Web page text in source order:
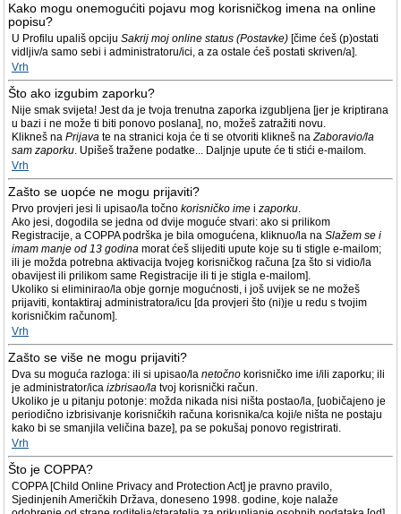
Kako mogu onemogućiti pojavu mog korisničkog imena na online
popisu?
U Profilu upališ opciju Sakrij moj online status (Postavke) [čime ćeš (p)ostati
vidljiv/a samo sebi i administratoru/ici, a za ostale ćeš postati skriven/a].
Vrh
Što ako izgubim zaporku?
Nije smak svijeta! Jest da je tvoja trenutna zaporka izgubljena [jer je kriptirana
u bazi i ne može ti biti ponovo poslana], no, možeš zatražiti novu.
Klikneš na Prijava te na stranici koja će ti se otvoriti klikneš naZaboravio/la
sam zaporku. Upišeš tražene podatke... Daljnje upute će ti stići e-mailom.
Vrh
Zašto se uopće ne mogu prijaviti?
Prvo provjeri jesi li upisao/la točno korisničko ime i zaporku.
Ako jesi, dogodila se jedna od dvije moguće stvari: ako si prilikom
Registracije, a COPPA podrška je bila omogućena, kliknuo/la na Slažem se i
imam manje od 13 godina morat ćeš slijediti upute koje su ti stigle e-mailom;
ili je možda potrebna aktivacija tvojeg korisničkog računa [za što si vidio/la
obavijest ili prilikom same Registracije ili ti je stigla e-mailom].
Ukoliko si eliminirao/la obje gornje mogućnosti, i još uvijek se ne možeš
prijaviti, kontaktiraj administratora/icu [da provjeri što (ni)je u redu s tvojim
korisničkim računom].
Vrh
Zašto se više ne mogu prijaviti?
Dva su moguća razloga: ili si upisao/la netočno korisničko ime i/ili zaporku; ili
je administrator/ica izbrisao/la tvoj korisnički račun.
Ukoliko je u pitanju potonje: možda nikada nisi ništa postao/la, [uobičajeno je
periodično izbrisivanje korisničkih računa korisnika/ca koji/e ništa ne postaju
kako bi se smanjila veličina baze], pa se pokušaj ponovo registrirati.
Vrh
Što je COPPA?
COPPA [Child Online Privacy and Protection Act] je pravno pravilo,
Sjedinjenih Američkih Država, doneseno 1998. godine, koje nalaže